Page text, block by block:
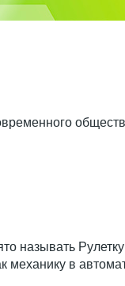
называть
механику в